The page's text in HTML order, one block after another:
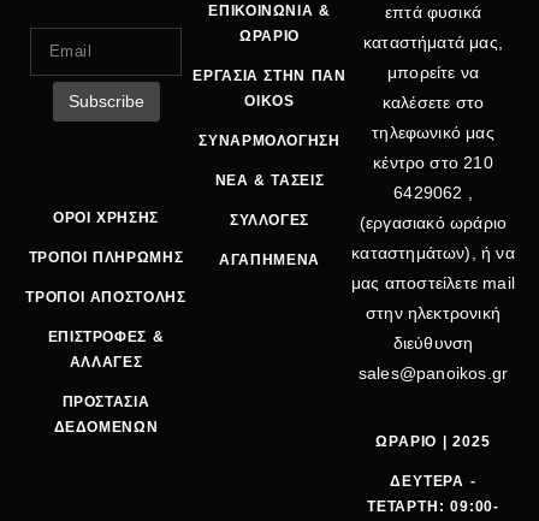
ΟΡΟΙ ΧΡΗΣΗΣ
ΤΡΟΠΟΙ ΠΛΗΡΩΜΗΣ
ΤΡΟΠΟΙ ΑΠΟΣΤΟΛΗΣ
ΕΠΙΣΤΡΟΦΕΣ &
ΑΛΛΑΓΕΣ
ΠΡΟΣΤΑΣΙΑ
ΔΕΔΟΜΕΝΩΝ
ΕΠΙΚΟΙΝΩΝΙΑ &
ΩΡΑΡΙΟ
ΕΡΓΑΣΙΑ ΣΤΗΝ ΠΑΝ
OIKOS
ΣΥΝΑΡΜΟΛΟΓΗΣΗ
ΝΕΑ & ΤΑΣΕΙΣ
ΣΥΛΛΟΓΕΣ
ΑΓΑΠΗΜΕΝΑ
επτά φυσικά
καταστήματά μας,
μπορείτε να
καλέσετε στο
τηλεφωνικό μας
κέντρο στο 210
6429062
(εργασιακό ωράριο
καταστημάτων), ή να
μας αποστείλετε mail
στην ηλεκτρονική
διεύθυνση
sales@panoikos.gr
ΩΡΑΡΙΟ | 2025
ΔΕΥΤΕΡΑ -
ΤΕΤΑΡΤΗ: 09:00-